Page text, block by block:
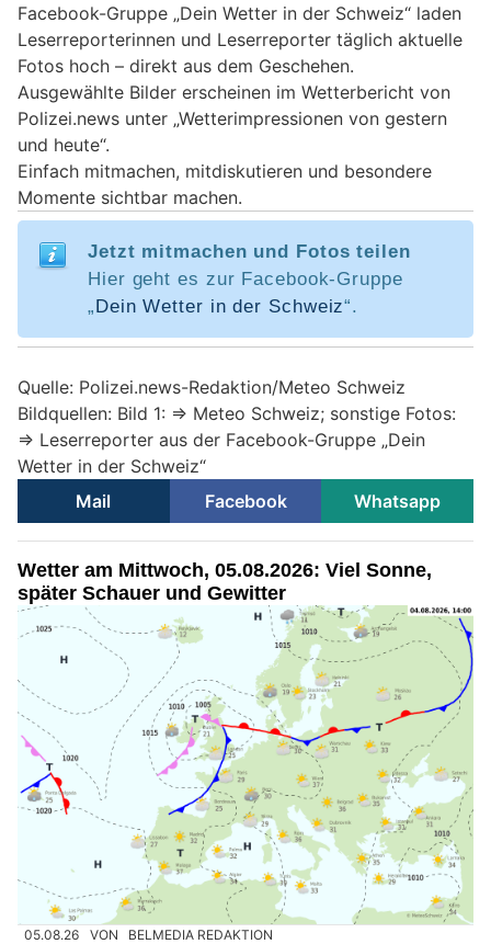
Facebook-Gruppe „Dein Wetter in der Schweiz“ laden
Leserreporterinnen und Leserreporter täglich aktuelle
Fotos hoch – direkt aus dem Geschehen.
Ausgewählte Bilder erscheinen im Wetterbericht von
Polizei.news unter „Wetterimpressionen von gestern
und heute“.
Einfach mitmachen, mitdiskutieren und besondere
Momente sichtbar machen.
Jetzt mitmachen und Fotos teilen
Hier geht es zur Facebook-Gruppe
„Dein Wetter in der Schweiz“.
Quelle: Polizei.news-Redaktion/Meteo Schweiz
Bildquellen: Bild 1: => Meteo Schweiz; sonstige Fotos:
=> Leserreporter aus der Facebook-Gruppe „Dein
Wetter in der Schweiz“
Mail
Facebook Whatsapp
Wetter am Mittwoch, 05.08.2026: Viel Sonne,
später Schauer und Gewitter
05.08.26 VON BELMEDIA REDAKTION